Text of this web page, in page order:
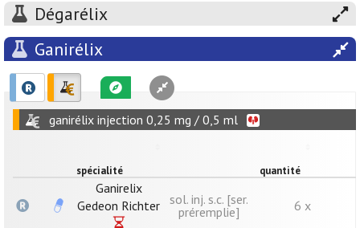
Dégarélix
Ganirélix
ganirélix injection 0,25 mg / 0,5 ml
spécialité quantité
Ganirelix
Gedeon Richter sol. inj. s.c. [ser.
préremplie]
6 x